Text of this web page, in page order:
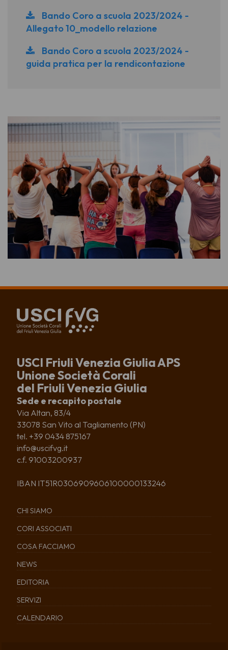
Bando Coro a scuola 2023/2024 -
Allegato 10_modello relazione
Bando Coro a scuola 2023/2024 -
guida pratica per la rendicontazione
USCI Friuli Venezia Giulia APS
Unione Società Corali
del Friuli Venezia Giulia
Sede e recapito postale
Via Altan, 83/4
33078 San Vito al Tagliamento (PN)
tel. +39 0434 875167
info@uscifvg.it
c.f. 91003200937
IBAN IT51R0306909606100000133246
CHI SIAMO
CORI ASSOCIATI
COSA FACCIAMO
NEWS
EDITORIA
SERVIZI
CALENDARIO